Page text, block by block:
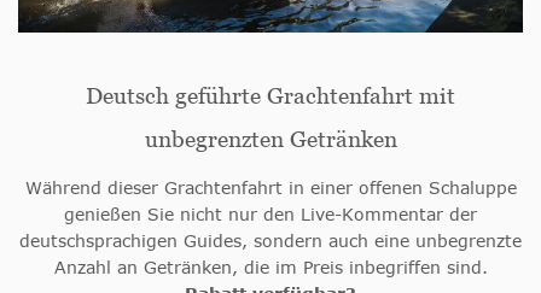
Deutsch geführte Grachtenfahrt mit
unbegrenzten Getränken
Während dieser Grachtenfahrt in einer offenen Schaluppe
genießen Sie nicht nur den Live-Kommentar der
deutschsprachigen Guides, sondern auch eine unbegrenzte
Anzahl an Getränken, die im Preis inbegriffen sind.